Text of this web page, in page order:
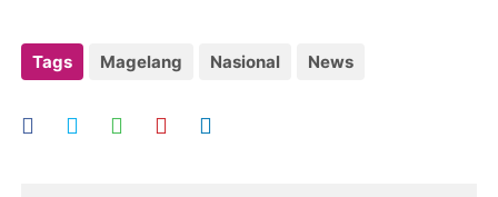
Tags Magelang Nasional News